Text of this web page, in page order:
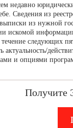
недавно
Сведения из
из нужной
искомой
течение следующих
актуальность/
и опциями
Получите